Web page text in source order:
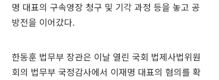
명 대표의 구속영장 청구 및 기각 과정 등을 놓고 공
방전을 이어갔다.
한동훈 법무부 장관은 이날 열린 국회 법제사법위원
회의 법무부 국정감사에서 이재명 대표의 혐의를 확